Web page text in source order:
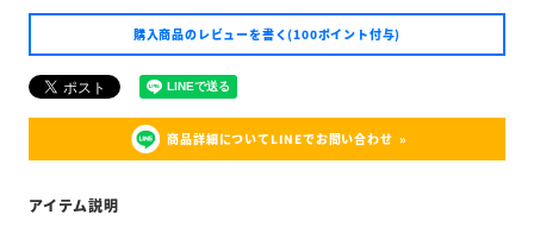
購入商品のレビューを書く(100ポイント付与)
商品詳細についてLINEでお問い合わせ